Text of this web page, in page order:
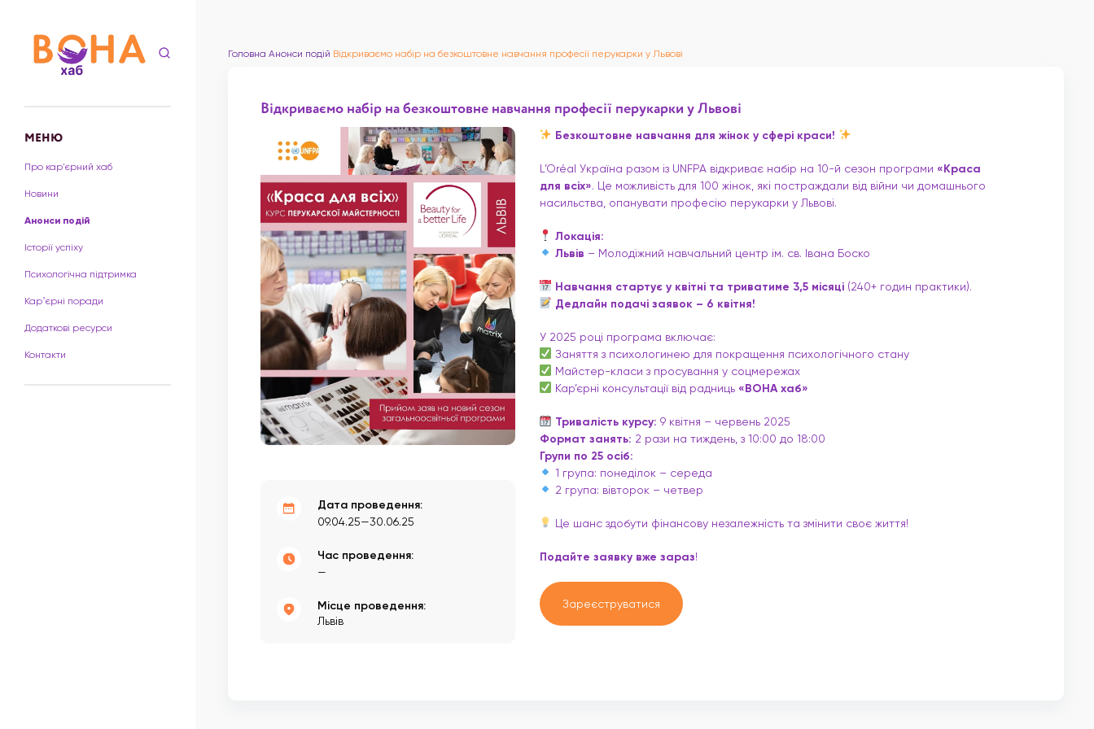
МЕНЮ
Про кар'єрний хаб
Новини
Анонси подій
Історії успіху
Психологічна підтримка
Карʼєрні поради
Додаткові ресурси
Контакти
Головна Анонси подій Відкриваємо набір на безкоштовне навчання професії перукарки у Львові
Відкриваємо набір на безкоштовне навчання професії перукарки у Львові
Дата проведення:
09.04.25—30.06.25
Час проведення:
—
Місце проведення:
Львів
Безкоштовне навчання для жінок у сфері краси!
L’Oréal Україна разом із UNFPA відкриває набір на 10-й сезон програми «Краса
для всіх». Це можливість для 100 жінок, які постраждали від війни чи домашнього
насильства, опанувати професію перукарки у Львові.
Локація:
Львів – Молодіжний навчальний центр ім. св. Івана Боско
Навчання стартує у квітні та триватиме 3,5 місяці (240+ годин практики).
Дедлайн подачі заявок – 6 квітня!
У 2025 році програма включає:
Заняття з психологинею для покращення психологічного стану
Майстер-класи з просування у соцмережах
Кар’єрні консультації від радниць «ВОНА хаб»
Тривалість курсу: 9 квітня – червень 2025
Формат занять: 2 рази на тиждень, з 10:00 до 18:00
Групи по 25 осіб:
1 група: понеділок – середа
2 група: вівторок – четвер
Це шанс здобути фінансову незалежність та змінити своє життя!
Подайте заявку вже зараз!
Зареєструватися